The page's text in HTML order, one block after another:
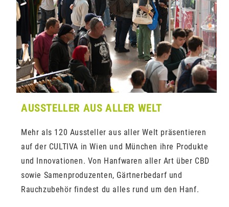
AUSSTELLER AUS ALLER WELT
Mehr als 120 Aussteller aus aller Welt präsentieren
auf der CULTIVA in Wien und München ihre Produkte
und Innovationen. Von Hanfwaren aller Art über CBD
sowie Samenproduzenten, Gärtnerbedarf und
Rauchzubehör findest du alles rund um den Hanf.